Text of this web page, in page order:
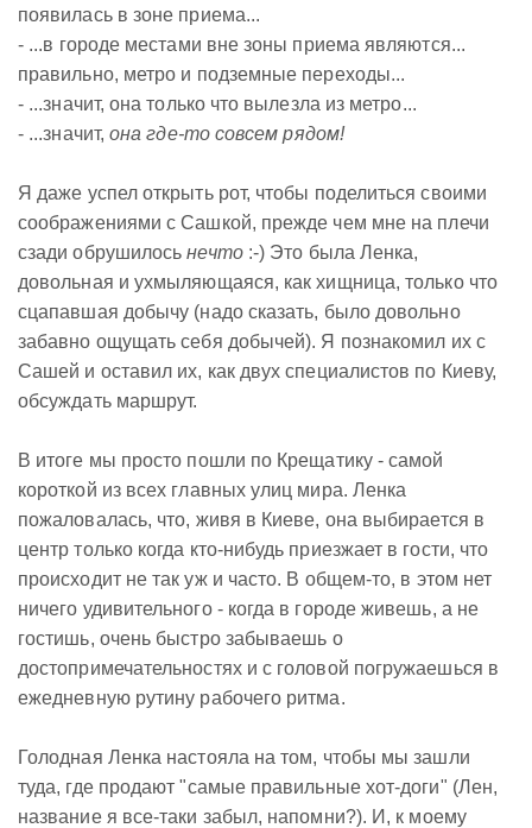
появилась в зоне приема...
- ...в городе местами вне зоны приема являются...
правильно, метро и подземные переходы...
- ...значит, она только что вылезла из метро...
- ...значит,она где-то совсем рядом!
Я даже успел открыть рот, чтобы поделиться своими
соображениями с Сашкой, прежде чем мне на плечи
сзади обрушилосьнечто:-) Это была Ленка,
довольная и ухмыляющаяся, как хищница, только что
сцапавшая добычу (надо сказать, было довольно
забавно ощущать себя добычей). Я познакомил их с
Сашей и оставил их, как двух специалистов по Киеву,
обсуждать маршрут.
В итоге мы просто пошли по Крещатику - самой
короткой из всех главных улиц мира. Ленка
пожаловалась, что, живя в Киеве, она выбирается в
центр только когда кто-нибудь приезжает в гости, что
происходит не так уж и часто. В общем-то, в этом нет
ничего удивительного - когда в городе живешь, а не
гостишь, очень быстро забываешь о
достопримечательностях и с головой погружаешься в
ежедневную рутину рабочего ритма.
Голодная Ленка настояла на том, чтобы мы зашли
туда, где продают "самые правильные хот-доги" (Лен,
название я все-таки забыл, напомни?). И, к моему